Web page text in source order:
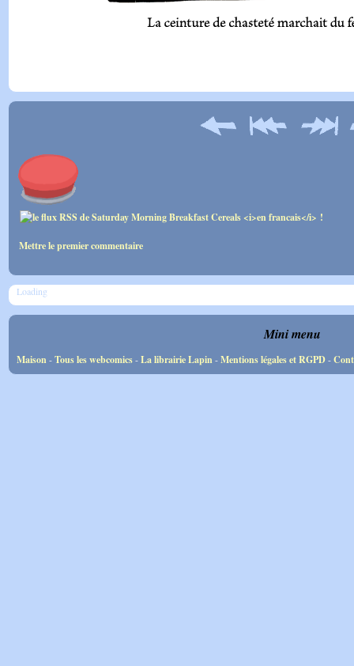
Mettre le premier commentaire
Loading
Mini menu
Maison-Tous les webcomics-La librairie Lapin-Mentions légales et RGPD-